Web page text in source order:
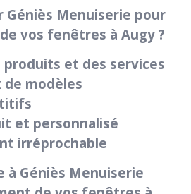
Géniès Menuiserie pour
vos fenêtres à Augy ?
produits et des services
de modèles
et personnalisé
irréprochable
à Géniès Menuiserie